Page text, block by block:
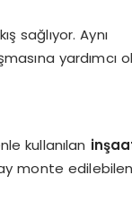
sağlıyor. Aynı
yardımcı
kullanılan
monte edilebilen